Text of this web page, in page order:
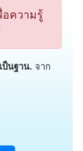
อความรู้
ป็นฐาน. จาก